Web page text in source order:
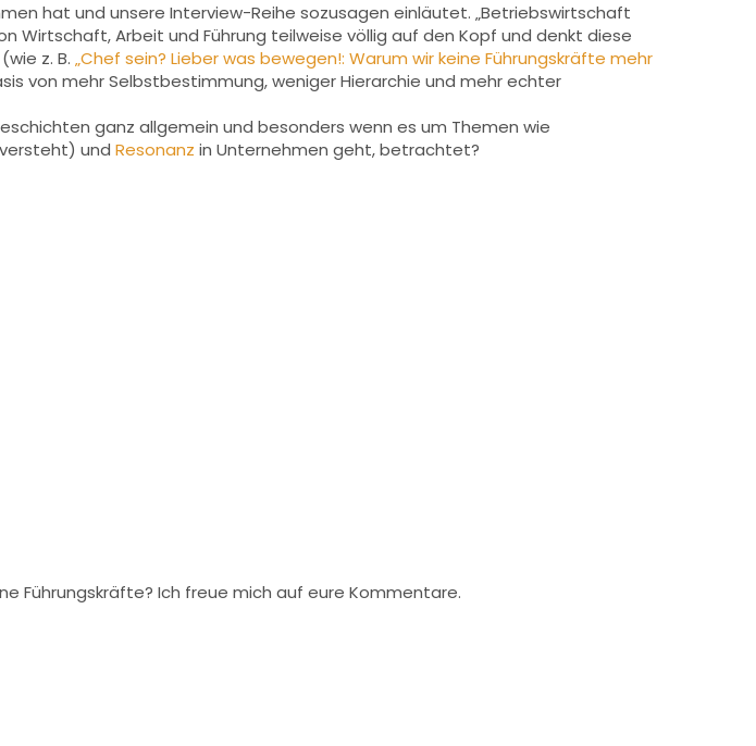
hat und unsere Interview-Reihe sozusagen einläutet. „Betriebswirtschaft
Wirtschaft, Arbeit und Führung teilweise völlig auf den Kopf und denkt diese
z. B. „Chef sein? Lieber was bewegen!: Warum wir keine Führungskräfte mehr
von mehr Selbstbestimmung, weniger Hierarchie und mehr echter
ganz allgemein und besonders wenn es um Themen wie
und Resonanz in Unternehmen geht, betrachtet?
Führungskräfte? Ich freue mich auf eure Kommentare.